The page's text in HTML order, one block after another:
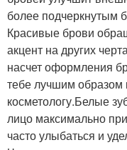
более подчеркнутым
Красивые брови
акцент на других
насчет оформления
тебе лучшим образом
косметологу.Белые
лицо максимально
часто улыбаться и